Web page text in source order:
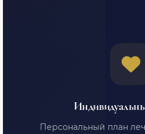
Персональный план